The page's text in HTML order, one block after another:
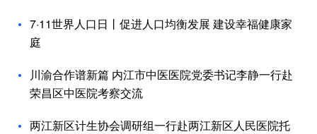
7·11世界人口日丨促进人口均衡发展 建设幸福健康家
庭
川渝合作谱新篇 内江市中医医院党委书记李静一行赴
荣昌区中医院考察交流
两江新区计生协会调研组一行赴两江新区人民医院托